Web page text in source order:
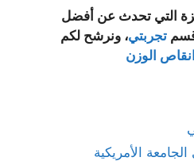
التي تحدث عن أفضل
قسم تجربتي، ونرشح لكم
الوزن